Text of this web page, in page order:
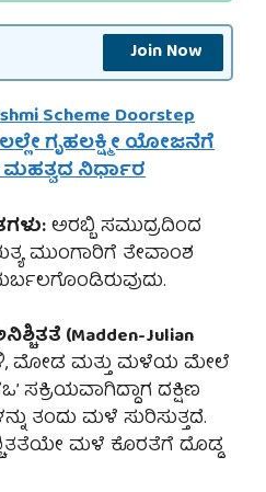
Join Now
Scheme Doorstep
ಗೃಹಲಕ್ಷ್ಮೀ ಯೋಜನೆಗೆ
ನಿರ್ಧಾರ
ಅರಬ್ಬಿ ಸಮುದ್ರದಿಂದ
ಮುಂಗಾರಿಗೆ ತೇವಾಂಶ
(Madden-Julian
ಮೋಡ ಮತ್ತು ಮಳೆಯ ಮೇಲೆ
ಸಕ್ರಿಯವಾಗಿದ್ದಾಗ ದಕ್ಷಿಣ
ತಂದು ಮಳೆ ಸುರಿಸುತ್ತದೆ.
ಮಳೆ ಕೊರತೆಗೆ ದೊಡ್ಡ